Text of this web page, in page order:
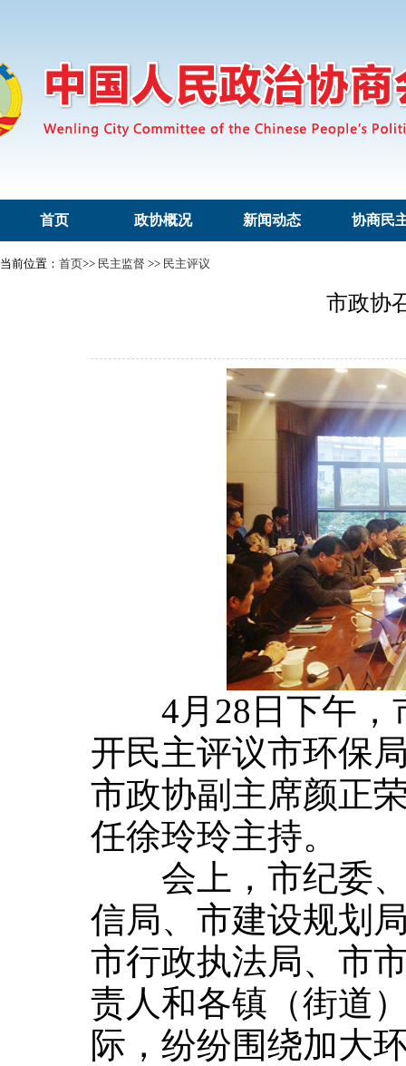
首页 政协概况 新闻动态 协商民
当前位置： 首页>> 民主监督 >> 民主评议
市政协
4月28日下午，
开民主评议市环保
市政协副主席颜正
任徐玲玲主持。
会上，市纪委、
信局、市建设规划
市行政执法局、市
责人和各镇（街道
际，纷纷围绕加大